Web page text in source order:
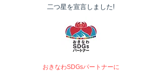
​二つ星を宣言しました!
おきなわSDGsパートナーに